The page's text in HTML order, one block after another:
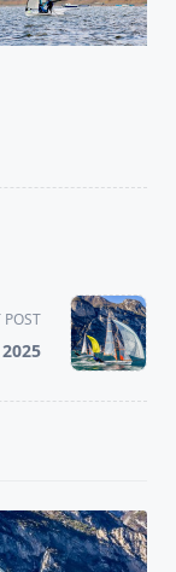
POST